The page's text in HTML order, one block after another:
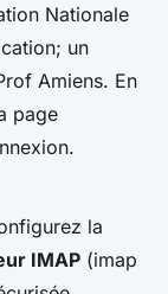
Nationale
un
Amiens. En
page
la
IMAP (imap